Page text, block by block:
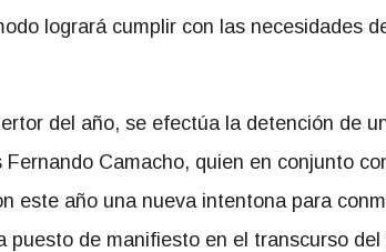
logrará cumplir con las necesidades
del año, se efectúa la detención de
Fernando Camacho, quien en conjunto
este año una nueva intentona para
puesto de manifiesto en el transcurso